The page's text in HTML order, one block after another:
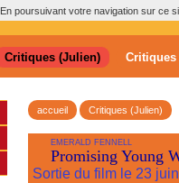
En poursuivant votre navigation sur ce
Critiques (Julien) Critiques
accueil Critiques (Julien)
EMERALD FENNELL
Promising Young
Sortie du film le 23